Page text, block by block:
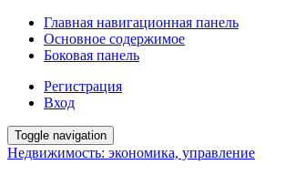
Главная навигационная панель
Основное содержимое
Боковая панель
Регистрация
Вход
Toggle navigation
Недвижимость: экономика, управление